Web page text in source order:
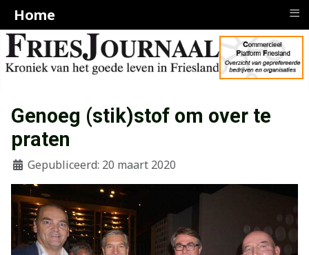
Genoeg (stik)stof om over te
praten
Gepubliceerd: 20 maart 2020
Home ≡